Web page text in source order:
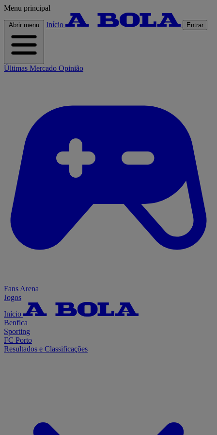
Menu principal
Abrir menu Início Entrar
Últimas Mercado Opinião
Fans Arena
Jogos
Início
Benfica
Sporting
FC Porto
Resultados e Classificações